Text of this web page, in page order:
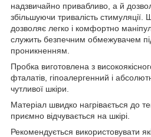
надзвичайно привабливо, а й
збільшуючи тривалість
дозволяє легко і комфортно
служить безпечним обмежувачем
проникненням.
Пробка виготовлена з
фталатів, гіпоалергенний і
чутливої шкіри.
Матеріал швидко нагрівається до
приємно відчувається на шкірі.
Рекомендується використовувати